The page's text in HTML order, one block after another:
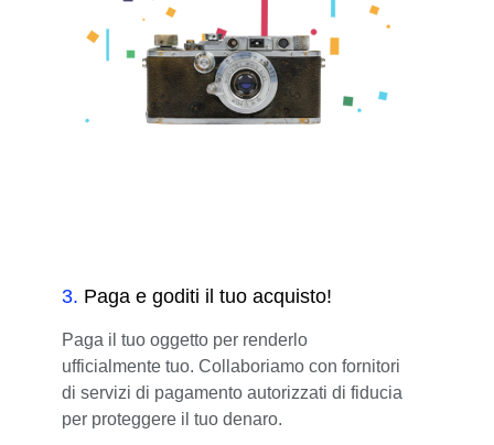
3. Paga e goditi il tuo acquisto!
Paga il tuo oggetto per renderlo
ufficialmente tuo. Collaboriamo con fornitori
di servizi di pagamento autorizzati di fiducia
per proteggere il tuo denaro.